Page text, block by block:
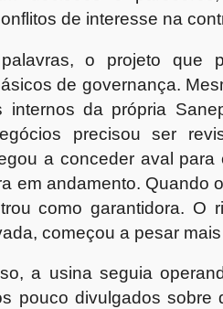
de interesse na
o projeto que
de governança.
internos da própria
precisou ser
a conceder aval para
em andamento. Quando
como garantidora. O
começou a pesar
a usina seguia
pouco divulgados sobre